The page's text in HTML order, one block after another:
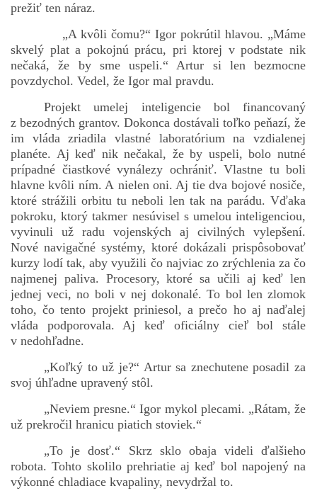
prežiť ten náraz.
„A kvôli čomu?“ Igor pokrútil hlavou. „Máme
skvelý plat a pokojnú prácu, pri ktorej v podstate nik
nečaká, že by sme uspeli.“ Artur si len bezmocne
povzdychol. Vedel, že Igor mal pravdu.
Projekt umelej inteligencie bol financovaný
z bezodných grantov. Dokonca dostávali toľko peňazí, že
im vláda zriadila vlastné laboratórium na vzdialenej
planéte. Aj keď nik nečakal, že by uspeli, bolo nutné
prípadné čiastkové vynálezy ochrániť. Vlastne tu boli
hlavne kvôli ním. A nielen oni. Aj tie dva bojové nosiče,
ktoré strážili orbitu tu neboli len tak na parádu. Vďaka
pokroku, ktorý takmer nesúvisel s umelou inteligenciou,
vyvinuli už radu vojenských aj civilných vylepšení.
Nové navigačné systémy, ktoré dokázali prispôsobovať
kurzy lodí tak, aby využili čo najviac zo zrýchlenia za čo
najmenej paliva. Procesory, ktoré sa učili aj keď len
jednej veci, no boli v nej dokonalé. To bol len zlomok
toho, čo tento projekt priniesol, a prečo ho aj naďalej
vláda podporovala. Aj keď oficiálny cieľ bol stále
v nedohľadne.
„Koľký to už je?“ Artur sa znechutene posadil za
svoj úhľadne upravený stôl.
„Neviem presne.“ Igor mykol plecami. „Rátam, že
už prekročil hranicu piatich stoviek.“
„To je dosť.“ Skrz sklo obaja videli ďalšieho
robota. Tohto skolilo prehriatie aj keď bol napojený na
výkonné chladiace kvapaliny, nevydržal to.